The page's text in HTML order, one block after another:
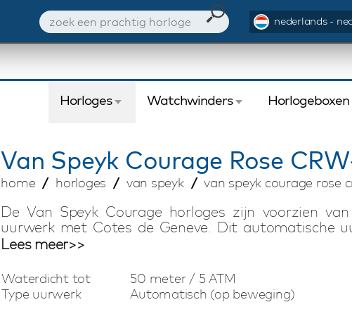
nederlands -
Horloges Watchwinders Horlogeboxen
Van Speyk Courage Rose
home horloges van speyk van speyk courage rose
De Van Speyk Courage horloges zijn voorzien
uurwerk met Cotes de Geneve. Dit automatische
veer, Incabloc shock absorber. Het bijzondere aan dit
small seconds, power reserve en de originele
met matte accenten heeft een zeer fraaie vorm en is
Italiaanse kalfslederen horlogeband met quick
elk Van Speyk Courage horloge voorzien van het
Lees meer>>
Waterdicht tot
50 meter / 5 ATM
Type uurwerk
Automatisch (op beweging)